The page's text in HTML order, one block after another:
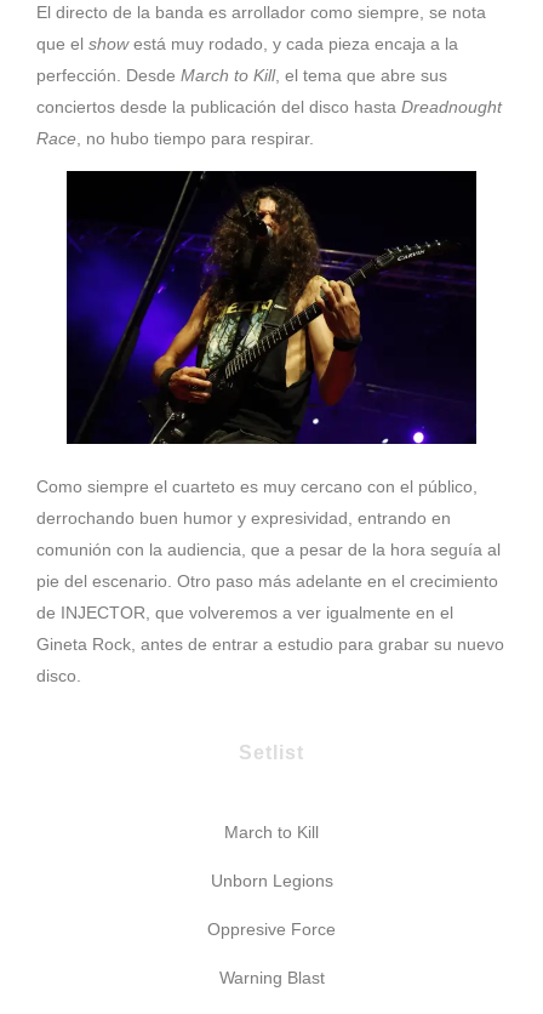
El directo de la banda es arrollador como siempre, se nota
que el showestá muy rodado, y cada pieza encaja a la
perfección. Desde March to Kill, el tema que abre sus
conciertos desde la publicación del disco hasta Dreadnought
Race , no hubo tiempo para respirar.
Como siempre el cuarteto es muy cercano con el público,
derrochando buen humor y expresividad, entrando en
comunión con la audiencia, que a pesar de la hora seguía al
pie del escenario. Otro paso más adelante en el crecimiento
de INJECTOR, que volveremos a ver igualmente en el
Gineta Rock, antes de entrar a estudio para grabar su nuevo
disco.
Setlist
March to Kill
Unborn Legions
Oppresive Force
Warning Blast